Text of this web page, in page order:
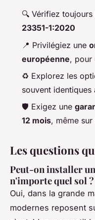
🔍 Vérifiez toujours
23351-1:2020
📍 Privilégiez une
européenne, pour
♻️ Explorez les
souvent identiques
🛡️ Exigez une
12 mois, même
Les questions
Peut-on installer
n'importe quel sol ?
Oui, dans la grande
modernes reposent